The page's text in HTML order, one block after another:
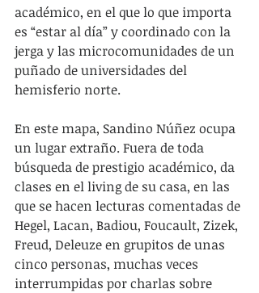
académico, en el que lo que importa
es “estar al día” y coordinado con la
jerga y las microcomunidades de un
puñado de universidades del
hemisferio norte.
En este mapa, Sandino Núñez ocupa
un lugar extraño. Fuera de toda
búsqueda de prestigio académico, da
clases en el living de su casa, en las
que se hacen lecturas comentadas de
Hegel, Lacan, Badiou, Foucault, Zizek,
Freud, Deleuze en grupitos de unas
cinco personas, muchas veces
interrumpidas por charlas sobre